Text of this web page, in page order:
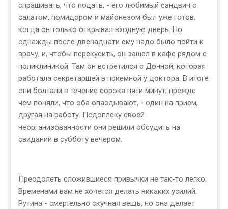
спрашивать, что подать, - его любимый сандвич с
салатом, помидором и майонезом был уже готов,
когда он только открывал входную дверь. Но
однажды после двенадцати ему надо было пойти к
врачу, и, чтобы перекусить, он зашел в кафе рядом с
поликлиникой. Там он встретился с Донной, которая
работала секретаршей в приемной у доктора. В итоге
они болтали в течение сорока пяти минут, прежде
чем поняли, что оба опаздывают, - один на прием,
другая на работу. Подоплеку своей
неорганизованности они решили обсудить на
свидании в субботу вечером.
Преодолеть сложившиеся привычки не так-то легко.
Временами вам не хочется делать никаких усилий.
Рутина - смертельно скучная вещь, но она делает